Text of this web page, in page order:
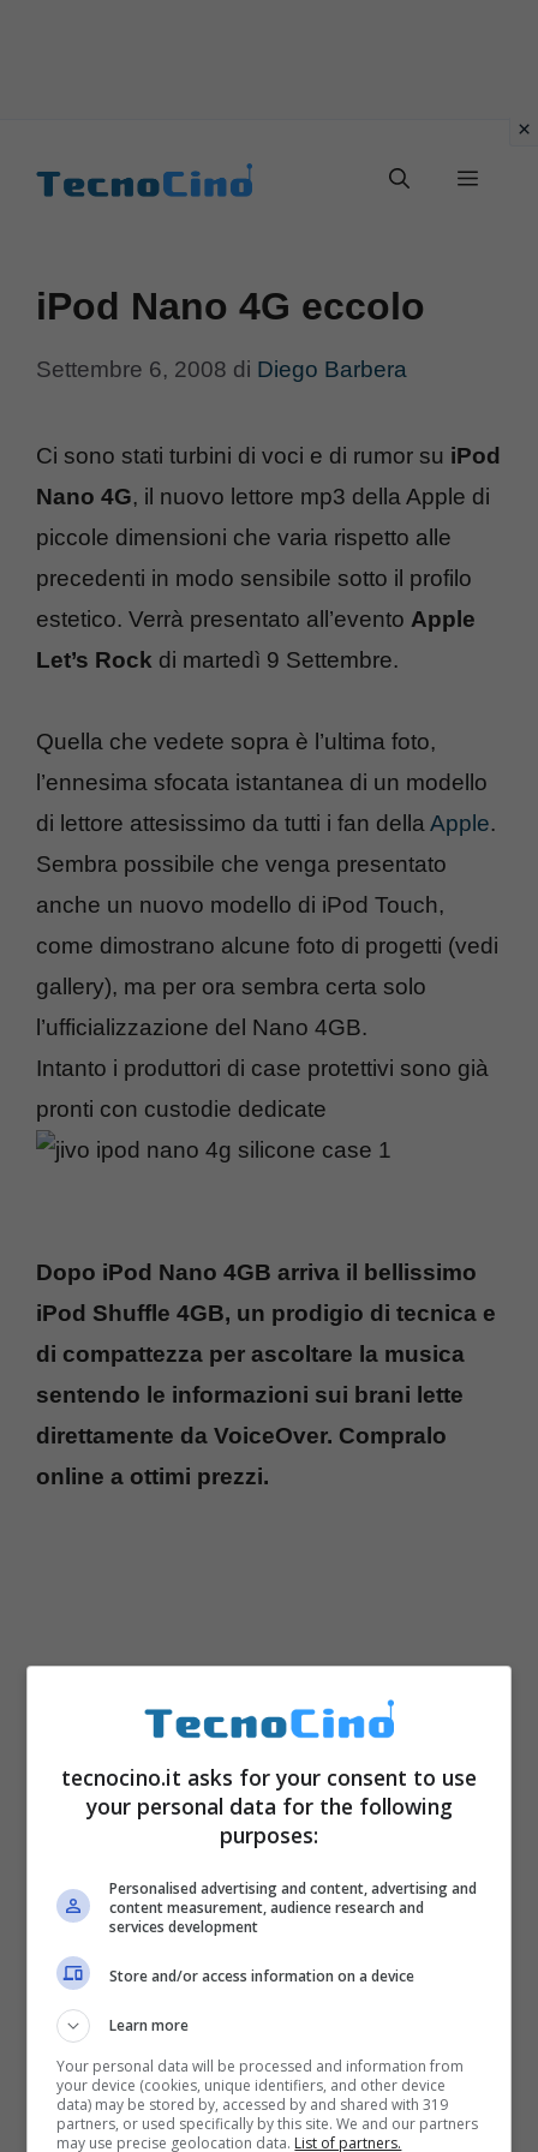
Menu
iPod Nano 4G eccolo
Settembre 6, 2008 di Diego Barbera
Ci sono stati turbini di voci e di rumor su iPod
Nano 4G, il nuovo lettore mp3 della Apple di
piccole dimensioni che varia rispetto alle
precedenti in modo sensibile sotto il profilo
estetico. Verrà presentato all’evento Apple
Let’s Rock di martedì 9 Settembre.
Quella che vedete sopra è l’ultima foto,
l’ennesima sfocata istantanea di un modello
di lettore attesissimo da tutti i fan della Apple.
Sembra possibile che venga presentato
anche un nuovo modello di iPod Touch,
come dimostrano alcune foto di progetti (vedi
gallery), ma per ora sembra certa solo
l’ufficializzazione del Nano 4GB.
Intanto i produttori di case protettivi sono già
pronti con custodie dedicate
Dopo iPod Nano 4GB arriva il bellissimo
iPod Shuffle 4GB, un prodigio di tecnica e
di compattezza per ascoltare la musica
sentendo le informazioni sui brani lette
direttamente da VoiceOver. Compralo
online a ottimi prezzi.
tecnocino.it asks for your consent to use
your personal data for the following
purposes:
Personalised advertising and content, advertising and
content measurement, audience research and
services development
Store and/or access information on a device
Learn more
Your personal data will be processed and information from
your device (cookies, unique identifiers, and other device
data) may be stored by, accessed by and shared with 319
partners, or used specifically by this site. We and our partners
may use precise geolocation data. List of partners.